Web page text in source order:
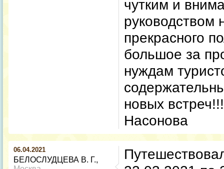
чутким и
руководством
прекрасного
большое за
нуждам
новых
Насонова
06.04.2021
БЕЛОСЛУДЦЕВА В. Г.